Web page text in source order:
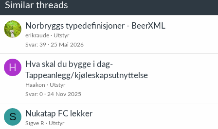
r
Similar threads
Norbryggs typedefinisjoner - BeerXML
erikraude
Utstyr
Svar 39 25 Mai 2026
H
Hva skal du bygge i dag-
Tappeanlegg/kjøleskapsutnyttelse
Haakon
Utstyr
Svar 0 24 Nov 2025
S Nukatap FC lekker
Sigve R
Utstyr